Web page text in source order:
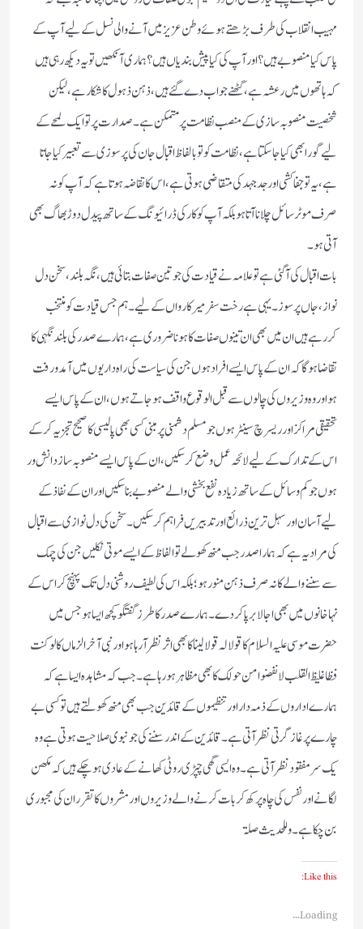
مہیب انقلاب كی طرف بڑھتے ہوئے وطن عزیز میں آنے والی نسل كے لیے آپ كے
پاس كیا منصوبے ہیں‏؟ اور آپ كی كیا پیش بندیاں ہیں‏؟ ہماری آنكھیں تو یہ دیكھ رہی ہیں
كہ ہاتھوں میں رعشہ ہے‏، گھٹنے جواب دے گئے ہیں‏، ذہن ذہول كا شكار ہے ‏، لیكن
شخصیت منصوبہ سازی كے منصب نظامت پر متمكن ہے۔ صدارت پر تو ایك لمحے كے
لیے گورابھی كیا جاسكتا ہے ‏، نظامت كو تو بالفاظ اقبال جان كی پرسوزی سے تعبیر كیا جاتا
ہے‏، یہ تو جفاكشی اور جد جہد كی متقاضی ہوتی ہے ‏، اس كا تقاضہ ہوتا ہے كہ آپ كو نہ
صرف موٹر سائل چلانا آتاہو بلكہ آپ كو كار كی ڈرائیونگ كے ساتھ پیدل دوڑ بھاگ بھی
آتی ہو۔
بات اقبال كی آگئی ہے تو علامہ نے قیادت كی جو تین صفات بتائی ہیں ‏،نگہ بلند‏، سخن دل
نواز ‏،جاں پرسوز۔ یہی ہے رخت سفر میر كارواں كے لیے۔ ہم جس قیادت كو منتخب
كررہے ہیں ان میں بھی ان تینوں صفات كا ہونا ضروری ہے ‏، ہمارے صدر كی بلندنگہی كا
تقاضا ہوگا كہ ان كے پاس ایسے افراد ہوں جن كی سیاست كی راہ داریوں میں آمد ورفت
ہو اور وہ وزیروں كی چالوں سے قبل الوقوع واقف ہوجاتے ہوں‏، ان كے پاس ایسے
تحقیقی مراكز اور ریسرچ سینٹر ہوں جو مسلم دشمنی پر مبنی كسی بھی پالیسی كا صحیح تجزیہ كر كے
اس كے تدارك كے لیے لائحہ عمل وضع كرسكیں‏‏، ان كے پاس ایسے منصوبہ ساز دانش ور
ہوں جو كم وسائل كے ساتھ زیادہ نفع بخشی والے منصوبے بناسكیں اور ان كے نفاذ كے
لیے آسان اور سہل ترین ذرائع اور تدبیریں فراہم كرسكیں۔ سخن كی دل نوازی سے اقبال
كی مراد یہ ہے كہ ہمارا صدر جب منھ كھولے تو الفاظ كے ایسے موتی نكلیں جن كی چمك
سے سننے والے كا نہ صرف ذہن منور ہو ؛بلكہ اس كی لطیف روشنی دل تك پہنچ كر اس كے
نہاخانوں میں بھی اجالا برپا كردے۔ ہمارے صدر كا طرز گفتگو كچھ ایسا ہو جس میں
حضرت موسی علیہ السلام كا قولا لہ قولا لینا كا بھی اثر نظر آرہا ہو اور نبی آخرالزماں كا لو كنت
فظا غلیظ القلب لانفضوا من حولك كا بھی مظاہر ہورہا ہے۔ جب كہ مشاہدہ ایسا ہے كہ
ہمارے اداروں كے ذمہ دار اور تنظیموں كے قائدین جب بھی منھ كھولتے ہیں تو كسی بے
چارے پر غاز گرتی نظر آتی ہے۔ قائدین كے اندر سننے كی جو نبوی صلاحیت ہوتی ہے وہ
یك سر مفقود نظر آتی ہے۔ وہ ایسی گھی چپڑی روٹی كھانے كے عادی ہوچكے ہیں كہ مكھن
لگانے اور نفس كی چاہ پركھ كر بات كرنے والے وزیروں اور مشروں كا تقرر ان كی مجبوری
بن چكا ہے۔ وللحدیث صلۃ
Like this:
Loading...